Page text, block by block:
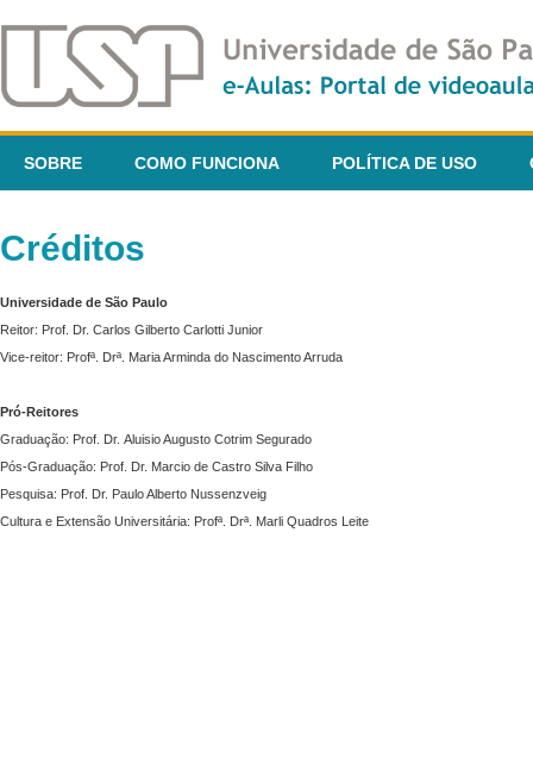
SOBRE COMO FUNCIONA POLÍTICA DE USO
Créditos
Universidade de São Paulo
Reitor: Prof. Dr. Carlos Gilberto Carlotti Junior
Vice-reitor: Profª. Drª. Maria Arminda do Nascimento Arruda
Pró-Reitores
Graduação: Prof. Dr. Aluisio Augusto Cotrim Segurado
Pós-Graduação: Prof. Dr. Marcio de Castro Silva Filho
Pesquisa: Prof. Dr. Paulo Alberto Nussenzveig
Cultura e Extensão Universitária: Profª. Drª. Marli Quadros Leite